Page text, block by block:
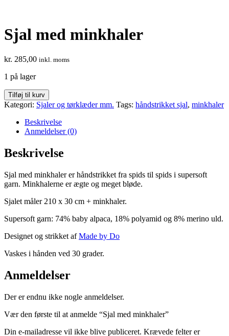
Sjal med minkhaler
kr. 285,00 inkl. moms
1 på lager
Sjal
med
minkhaler
antal
Tilføj til kurv
Kategori: Sjaler og tørklæder mm. Tags: håndstrikket sjal, minkhaler
Beskrivelse
Anmeldelser (0)
Beskrivelse
Sjal med minkhaler er håndstrikket fra spids til spids i supersoft
garn. Minkhalerne er ægte og meget bløde.
Sjalet måler 210 x 30 cm + minkhaler.
Supersoft garn: 74% baby alpaca, 18% polyamid og 8% merino uld.
Designet og strikket afMade by Do
Vaskes i hånden ved 30 grader.
Anmeldelser
Der er endnu ikke nogle anmeldelser.
Vær den første til at anmelde “Sjal med minkhaler”
Din e-mailadresse vil ikke blive publiceret. Krævede felter er